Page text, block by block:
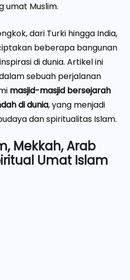
umat Muslim.
dari Turki hingga India,
beberapa bangunan
di dunia. Artikel ini
sebuah perjalanan
masjid-masjid bersejarah
di dunia, yang menjadi
dan spiritualitas Islam.
Mekkah, Arab
Umat Islam